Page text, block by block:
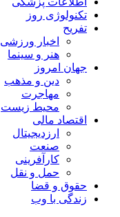
تکنولوژی روز
تفریح
اخبار ورزشی
هنر و سینما
جهان امروز
دین و مذهب
مهاجرت
محیط زیست
اقتصاد مالی
ارزدیجیتال
صنعت
کارآفرینی
حمل و نقل
حقوق و قضا
زندگی با وب